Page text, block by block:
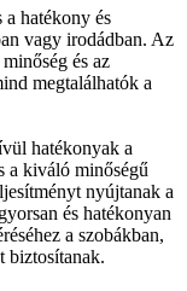
a hatékony és
vagy irodádban. Az
és az
megtalálhatók a
hatékonyak a
a kiváló minőségű
nyújtanak a
és hatékonyan
a szobákban,
biztosítanak.